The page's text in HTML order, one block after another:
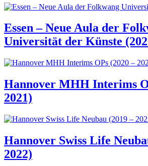
Essen – Neue Aula der
Universität der Künste
Hannover MHH Interims
2021)
Hannover Swiss Life
2022)